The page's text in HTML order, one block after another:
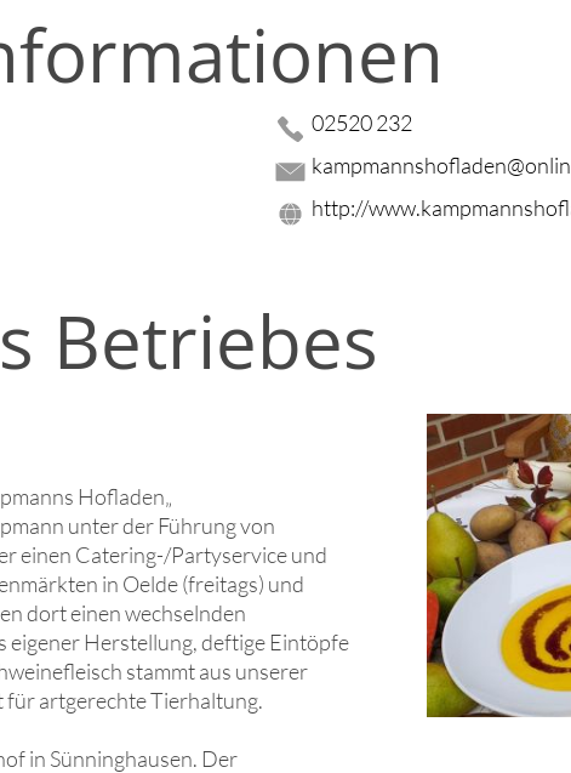
02520 232
http://
Betriebes
Hofladen„
unter der Führung von
einen Catering-/Partyservice und
in Oelde (freitags) und
dort einen wechselnden
eigener Herstellung, deftige Eintöpfe
stammt aus unserer
für artgerechte Tierhaltung.
in Sünninghausen. Der